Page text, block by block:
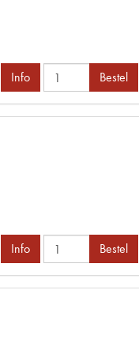
Info
Bestel
Info
Bestel